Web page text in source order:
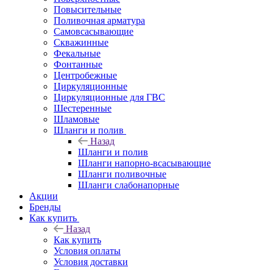
Повысительные
Поливочная арматура
Самовсасывающие
Скважинные
Фекальные
Фонтанные
Центробежные
Циркуляционные
Циркуляционные для ГВС
Шестеренные
Шламовые
Шланги и полив
Назад
Шланги и полив
Шланги напорно-всасывающие
Шланги поливочные
Шланги слабонапорные
Акции
Бренды
Как купить
Назад
Как купить
Условия оплаты
Условия доставки